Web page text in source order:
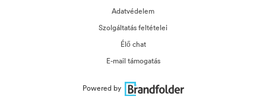
Adatvédelem
Szolgáltatás feltételei
Élő chat
E-mail támogatás
Powered by